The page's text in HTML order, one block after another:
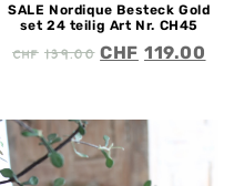
SALE Nordique Besteck Gold
set 24 teilig Art Nr. CH45
CHF139.00 CHF 119.00